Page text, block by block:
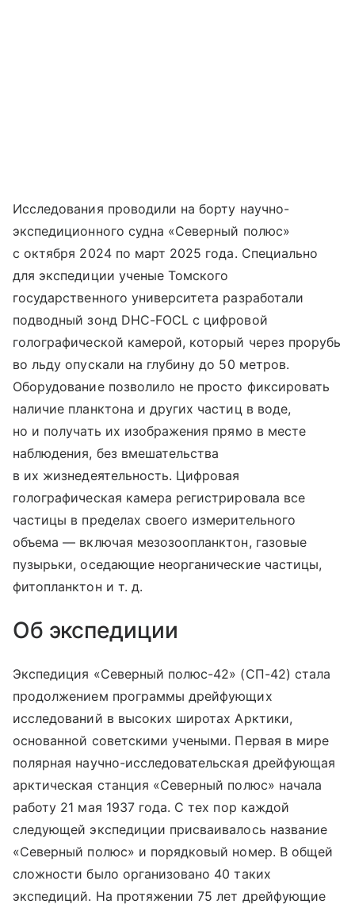
Исследования проводили на борту научно-
экспедиционного судна «Северный полюс»
с октября 2024 по март 2025 года. Специально
для экспедиции ученые Томского
государственного университета разработали
подводный зонд DHC-FOCL с цифровой
голографической камерой, который через прорубь
во льду опускали на глубину до 50 метров.
Оборудование позволило не просто фиксировать
наличие планктона и других частиц в воде,
но и получать их изображения прямо в месте
наблюдения, без вмешательства
в их жизнедеятельность. Цифровая
голографическая камера регистрировала все
частицы в пределах своего измерительного
объема — включая мезозоопланктон, газовые
пузырьки, оседающие неорганические частицы,
фитопланктон и т. д.
Об экспедиции
Экспедиция «Северный полюс-42» (СП-42) стала
продолжением программы дрейфующих
исследований в высоких широтах Арктики,
основанной советскими учеными. Первая в мире
полярная научно-исследовательская дрейфующая
арктическая станция «Северный полюс» начала
работу 21 мая 1937 года. С тех пор каждой
следующей экспедиции присваивалось название
«Северный полюс» и порядковый номер. В общей
сложности было организовано 40 таких
экспедиций. На протяжении 75 лет дрейфующие